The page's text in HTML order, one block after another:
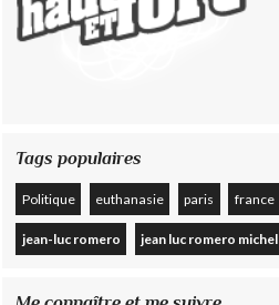
Tags populaires
Politique euthanasie paris france
jean-luc romero jean luc romero michel